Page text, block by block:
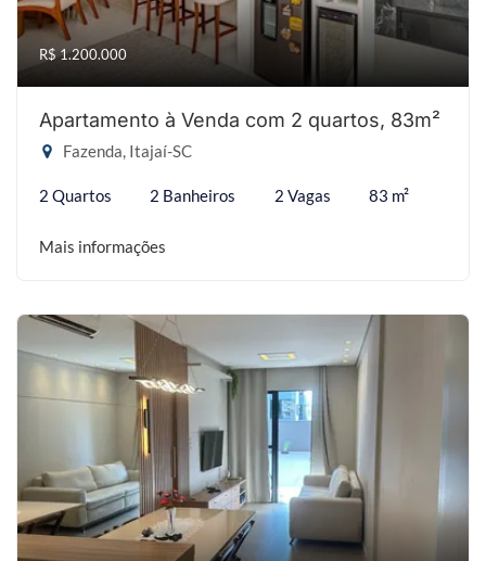
R$ 1.200.000
Apartamento à Venda com 2 quartos, 83m²
Fazenda, Itajaí-SC
2 Quartos 2 Banheiros 2 Vagas 83 m²
Mais informações